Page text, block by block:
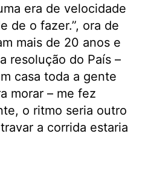
era de velocidade
de o fazer.”, ora de
mais de 20 anos e
resolução do País –
casa toda a gente
morar – me fez
o ritmo seria outro
a corrida estaria